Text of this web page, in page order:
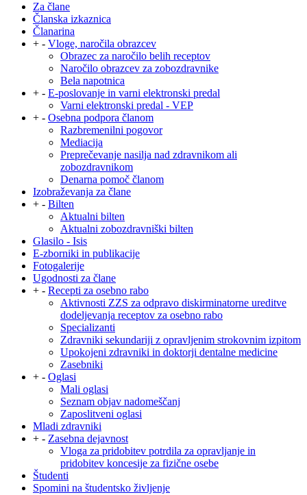
Za člane
Članska izkaznica
Članarina
+ - Vloge, naročila obrazcev
Obrazec za naročilo belih receptov
Naročilo obrazcev za zobozdravnike
Bela napotnica
+ - E-poslovanje in varni elektronski predal
Varni elektronski predal - VEP
+ - Osebna podpora članom
Razbremenilni pogovor
Mediacija
Preprečevanje nasilja nad zdravnikom ali
zobozdravnikom
Denarna pomoč članom
Izobraževanja za člane
+ - Bilten
Aktualni bilten
Aktualni zobozdravniški bilten
Glasilo - Isis
E-zborniki in publikacije
Fotogalerije
Ugodnosti za člane
+ - Recepti za osebno rabo
Aktivnosti ZZS za odpravo diskirminatorne ureditve
dodeljevanja receptov za osebno rabo
Specializanti
Zdravniki sekundariji z opravljenim strokovnim izpitom
Upokojeni zdravniki in doktorji dentalne medicine
Zasebniki
+ - Oglasi
Mali oglasi
Seznam objav nadomeščanj
Zaposlitveni oglasi
Mladi zdravniki
+ - Zasebna dejavnost
Vloga za pridobitev potrdila za opravljanje in
pridobitev koncesije za fizične osebe
Študenti
Spomini na študentsko življenje